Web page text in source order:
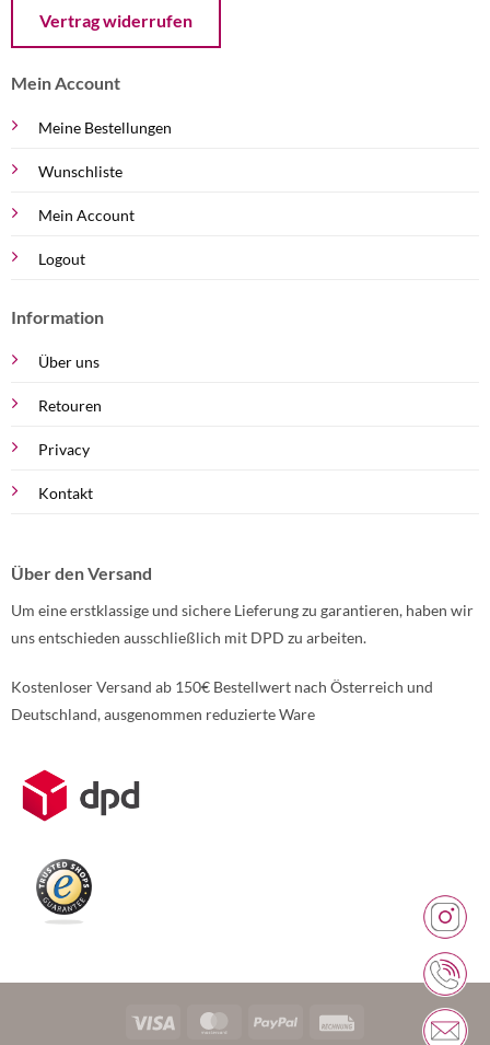
Vertrag widerrufen
Mein Account
Meine Bestellungen
Wunschliste
Mein Account
Logout
Information
Über uns
Retouren
Privacy
Kontakt
Über den Versand
Um eine erstklassige und sichere Lieferung zu garantieren, haben wir
uns entschieden ausschließlich mit DPD zu arbeiten.
Kostenloser Versand ab 150€ Bestellwert nach Österreich und
Deutschland, ausgenommen reduzierte Ware
Weitere Informationen über den gesperrten Inhalt.
Visa MasterCardPayPal